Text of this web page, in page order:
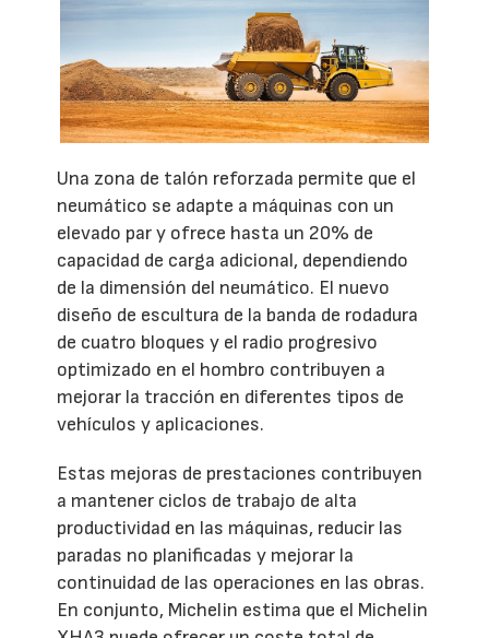
Una zona de talón reforzada permite que el
neumático se adapte a máquinas con un
elevado par y ofrece hasta un 20% de
capacidad de carga adicional, dependiendo
de la dimensión del neumático. El nuevo
diseño de escultura de la banda de rodadura
de cuatro bloques y el radio progresivo
optimizado en el hombro contribuyen a
mejorar la tracción en diferentes tipos de
vehículos y aplicaciones.
Estas mejoras de prestaciones contribuyen
a mantener ciclos de trabajo de alta
productividad en las máquinas, reducir las
paradas no planificadas y mejorar la
continuidad de las operaciones en las obras.
En conjunto, Michelin estima que el Michelin